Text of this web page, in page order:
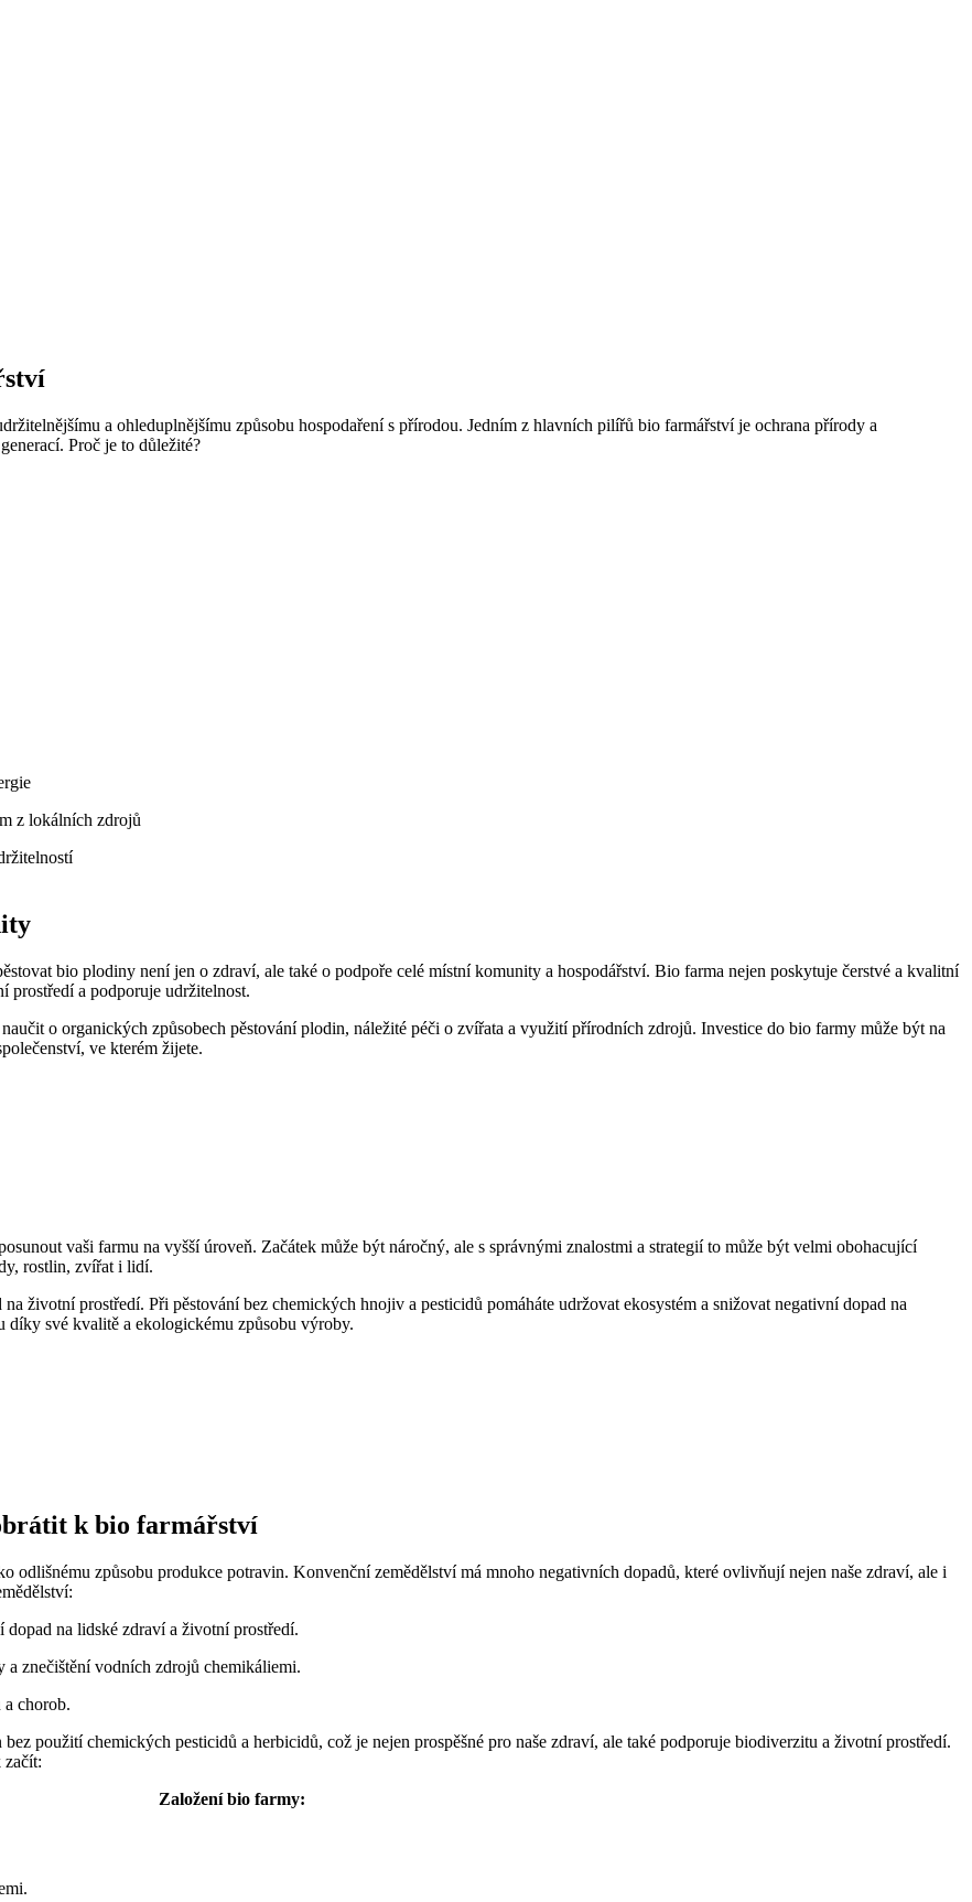
⁢a ohleduplnějšímu způsobu hospodaření s přírodou. Jedním z hlavních pilířů bio farmářství​ je ochrana ‍přírody a
Proč je to důležité?
z lokálních zdrojů
bio plodiny není jen o zdraví, ale také o​ podpoře celé‍ místní komunity a hospodářství. Bio farma nejen poskytuje čerstvé a kvalitní
prostředí a podporuje udržitelnost.
o organických způsobech⁣ pěstování plodin, náležité péči ⁤o ⁤zvířata a využití přírodních zdrojů. Investice do⁣ bio farmy může být na
ve kterém žijete.
vaši farmu na vyšší úroveň. Začátek může být náročný, ​ale s správnými znalostmi a strategií to může být velmi⁢ obohacující‌
⁤rostlin, zvířat i lidí.
životní prostředí. Při pěstování bez chemických hnojiv a pesticidů pomáháte udržovat ekosystém‍ a snižovat negativní dopad ‌na
své kvalitě a ekologickému způsobu výroby.
k bio farmářství
‍odlišnému⁤ způsobu produkce ​potravin. Konvenční zemědělství má mnoho negativních ‍dopadů, které ovlivňují nejen naše zdraví, ale i
na lidské‌ zdraví a životní prostředí.
‌a znečištění vodních ⁢zdrojů chemikáliemi.
chorob.
použití chemických ‍pesticidů a herbicidů, ⁤což je ​nejen prospěšné pro naše⁤ zdraví, ale také podporuje biodiverzitu⁣ a životní prostředí.
začít:
Založení bio farmy: